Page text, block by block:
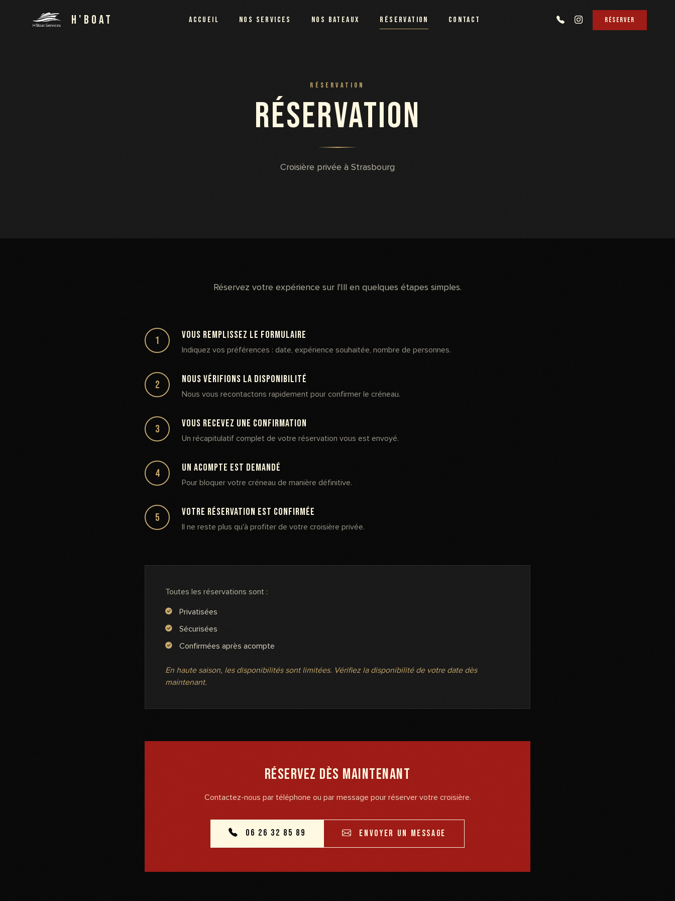
H'BOAT ACCUEIL NOS SERVICES NOS BATEAUX RÉSERVATION CONTACT RÉSERVER
RÉSERVATION
Réservation
Croisière privée à Strasbourg
Réservez votre expérience sur l'Ill en quelques étapes simples.
1 Vous remplissez le formulaire
Indiquez vos préférences : date, expérience souhaitée, nombre de personnes.
2 Nous vérifions la disponibilité
Nous vous recontactons rapidement pour confirmer le créneau.
3 Vous recevez une confirmation
Un récapitulatif complet de votre réservation vous est envoyé.
4 Un acompte est demandé
Pour bloquer votre créneau de manière définitive.
5 Votre réservation est confirmée
Il ne reste plus qu'à profiter de votre croisière privée.
Toutes les réservations sont :
Privatisées
Sécurisées
Confirmées après acompte
En haute saison, les disponibilités sont limitées. Vérifiez la disponibilité de votre date dès
maintenant.
Réservez dès maintenant
Contactez-nous par téléphone ou par message pour réserver votre croisière.
06 26 32 85 89 ENVOYER UN MESSAGE